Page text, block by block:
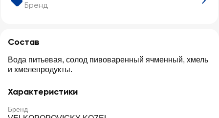
Бренд
Состав
Вода питьевая, солод пивоваренный ячменный, хмель
и хмелепродукты.
Характеристики
Бренд